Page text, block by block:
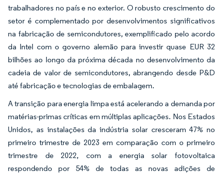
trabalhadores no país e no exterior. O robusto crescimento do
setor é complementado por desenvolvimentos significativos
na fabricação de semicondutores, exemplificado pelo acordo
da Intel com o governo alemão para investir quase EUR 32
bilhões ao longo da próxima década no desenvolvimento da
cadeia de valor de semicondutores, abrangendo desde P&D
até fabricação e tecnologias de embalagem.
A transição para energia limpa está acelerando a demanda por
matérias-primas críticas em múltiplas aplicações. Nos Estados
Unidos, as instalações da indústria solar cresceram 47% no
primeiro trimestre de 2023 em comparação com o primeiro
trimestre de 2022, com a energia solar fotovoltaica
respondendo por 54% de todas as novas adições de